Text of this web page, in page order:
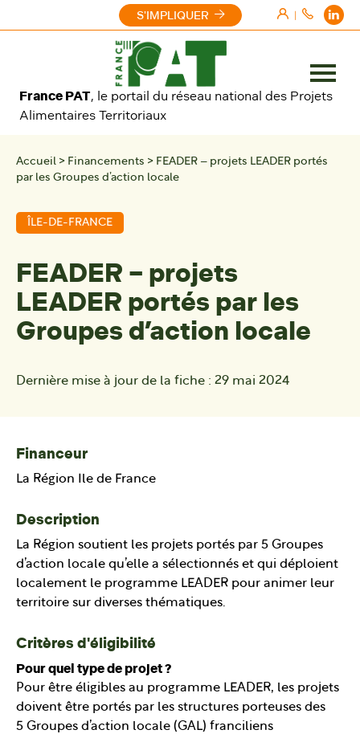
|
France PAT, le portail du réseau national des Projets
Alimentaires Territoriaux
S'IMPLIQUER
Ouvrir
le
Accueil > Financements > FEADER – projets LEADER portés
par les Groupes d’action locale
ÎLE-DE-FRANCE
FEADER – projets
LEADER portés par les
Groupes d’action locale
Dernière mise à jour de la fiche : 29 mai 2024
Financeur
La Région Ile de France
Description
La Région soutient les projets portés par 5 Groupes
d’action locale qu’elle a sélectionnés et qui déploient
localement le programme LEADER pour animer leur
territoire sur diverses thématiques.
Critères d'éligibilité
Pour quel type de projet ?
Pour être éligibles au programme LEADER, les projets
doivent être portés par les structures porteuses des
5 Groupes d’action locale (GAL) franciliens